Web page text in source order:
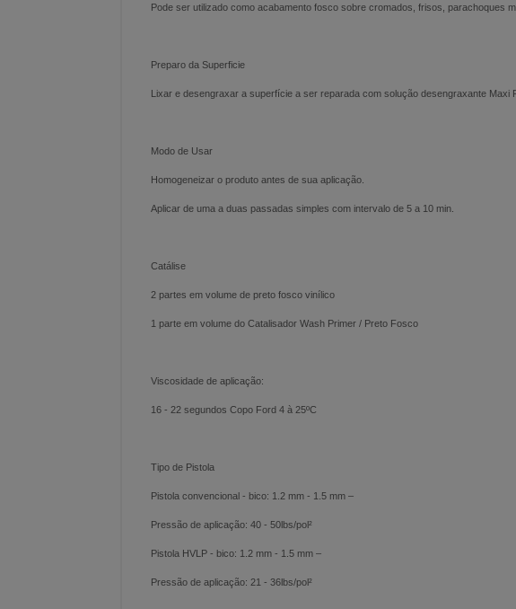
Pode ser utilizado como acabamento fosco sobre cromados, frisos, parachoques
Preparo da Superficie
Lixar e desengraxar a superfície a ser reparada com solução desengraxante Maxi
Modo de Usar
Homogeneizar o produto antes de sua aplicação.
Aplicar de uma a duas passadas simples com intervalo de 5 a 10 min.
Catálise
2 partes em volume de preto fosco vinílico
1 parte em volume do Catalisador Wash Primer / Preto Fosco
Viscosidade de aplicação:
16 - 22 segundos Copo Ford 4 à 25ºC
Tipo de Pistola
Pistola convencional - bico: 1.2 mm - 1.5 mm –
Pressão de aplicação: 40 - 50lbs/pol²
Pistola HVLP - bico: 1.2 mm - 1.5 mm –
Pressão de aplicação: 21 - 36lbs/pol²